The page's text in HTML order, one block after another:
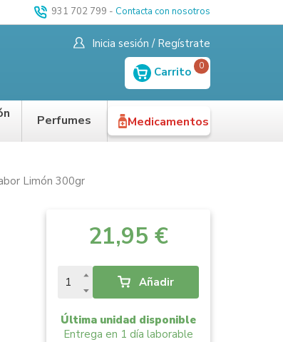
931 702 799 - Contacta con nosotros
Inicia sesión / Regístrate
Carrito 0
Perfumes Medicamentos
Limón 300gr
21,95 €
Añadir
Última unidad disponible
Entrega en 1 día laborable